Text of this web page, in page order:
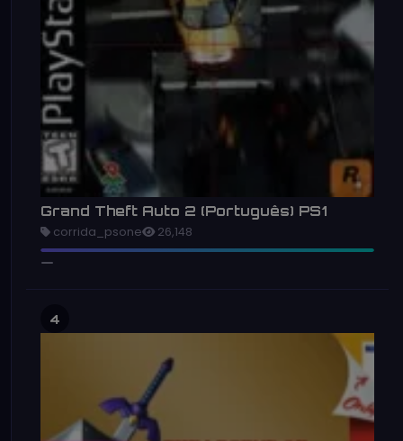
Grand Theft Auto 2 (Português) PS1
corrida_psone 26,148
4